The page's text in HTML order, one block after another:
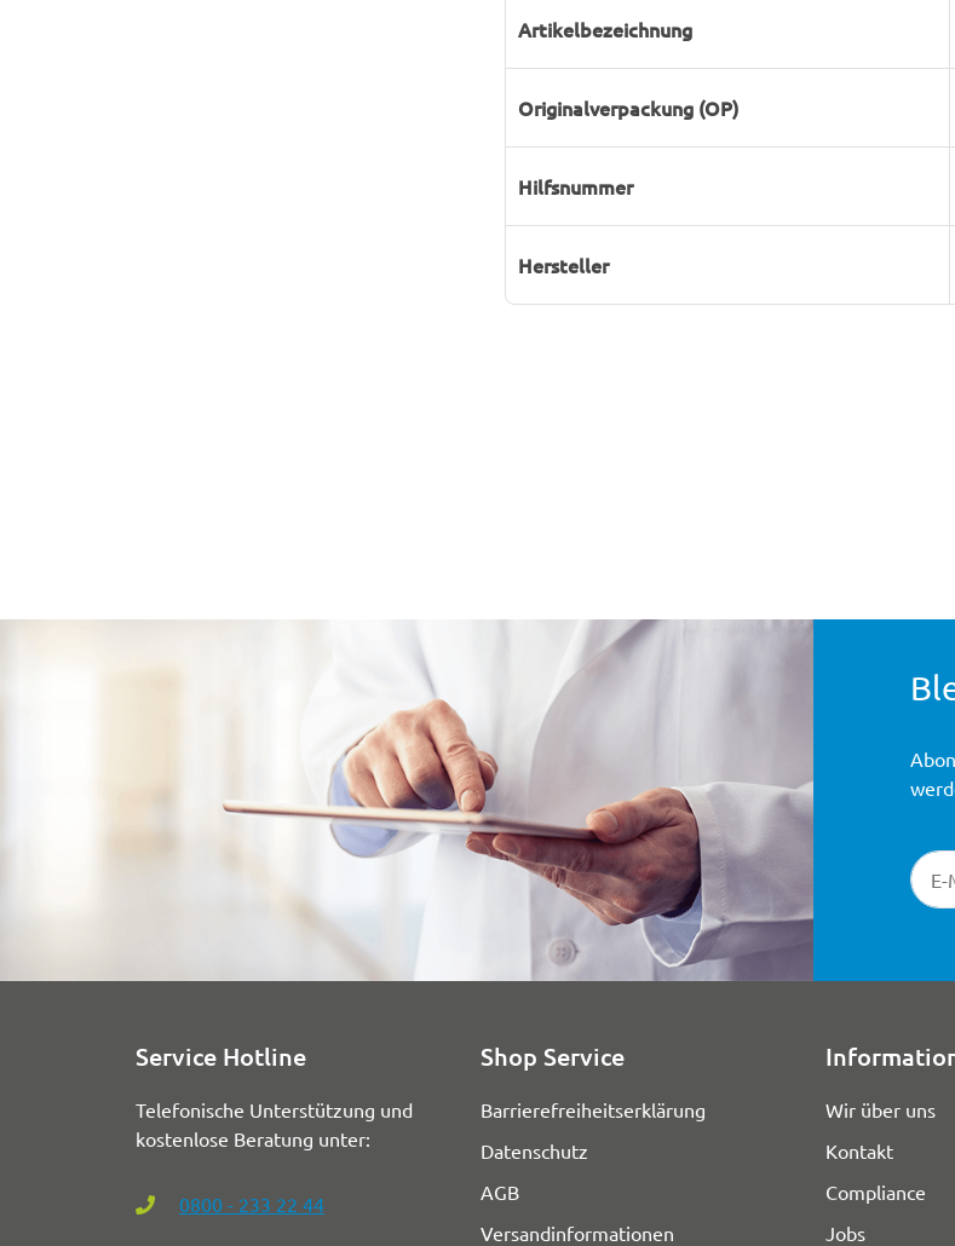
Artikelbezeichnung
Originalverpackung (OP)
Hilfsnummer
Hersteller
Service Hotline
Telefonische Unterstützung und
kostenlose Beratung unter:
0800 - 233 22 44
Shop Service
Barrierefreiheitserklärung
Datenschutz
AGB
Versandinformationen
Wir über uns
Kontakt
Compliance
Jobs